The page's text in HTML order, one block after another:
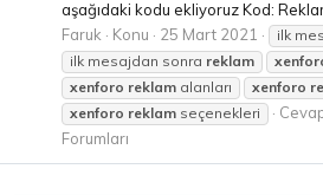
aşağıdaki kodu ekliyoruz Kod:
Faruk
Konu 25 Mart 2021 ilk
ilk mesajdan sonra reklam
xenforo reklam alanları xenforo
xenforo reklam seçenekleri
Forumları